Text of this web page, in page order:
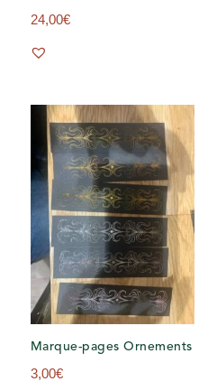
24,00€
Marque-pages Ornements
3,00€